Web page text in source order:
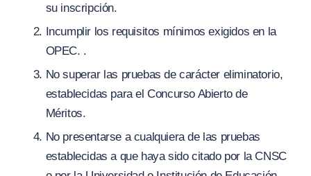
su inscripción.
Incumplir los requisitos mínimos exigidos en la
OPEC. .
No superar las pruebas de carácter eliminatorio,
establecidas para el Concurso Abierto de
Méritos.
No presentarse a cualquiera de las pruebas
establecidas a que haya sido citado por la CNSC